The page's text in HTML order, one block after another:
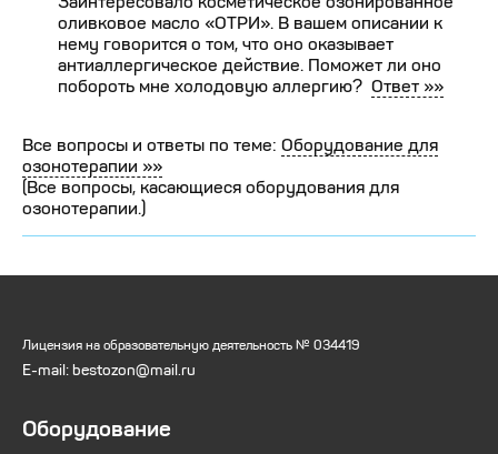
оливковое масло «ОТРИ». В вашем описании к
нему говорится о том, что оно оказывает
антиаллергическое действие. Поможет ли оно
побороть мне холодовую аллергию? Ответ »»
Все вопросы и ответы по теме: Оборудование для
озонотерапии »»
(Все вопросы, касающиеся оборудования для
озонотерапии.)
Лицензия на образовательную деятельность № 034419
E-mail: bestozon@mail.ru
Оборудование